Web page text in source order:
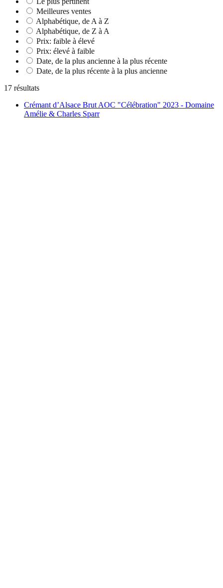
Meilleures ventes
Alphabétique, de A à Z
Alphabétique, de Z à A
Prix: faible à élevé
Prix: élevé à faible
Date, de la plus ancienne à la plus récente
Date, de la plus récente à la plus ancienne
17 résultats
Crémant d’Alsace Brut AOC "Célébration" 2023 - Domaine
Amélie & Charles Sparr